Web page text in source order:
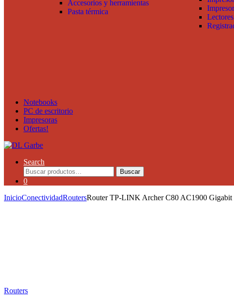
Accesorios y herramientas
Pasta térmica
Notebooks
PC de escritorio
Impresoras
Ofertas!
Search
Buscar
0
InicioConectividadRoutersRouter TP-LINK Archer C80 AC1900 Gigabit
Routers